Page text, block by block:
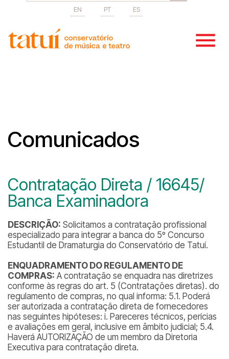
EN PT ES
Comunicados
Contratação Direta / 16645/
Banca Examinadora
DESCRIÇÃO: Solicitamos a contratação profissional
especializado para integrar a banca do 5º Concurso
Estudantil de Dramaturgia do Conservatório de Tatuí.
ENQUADRAMENTO DO REGULAMENTO DE
COMPRAS: A contratação se enquadra nas diretrizes
conforme às regras do art. 5 (Contratações diretas). do
regulamento de compras, no qual informa: 5.1. Poderá
ser autorizada a contratação direta de fornecedores
nas seguintes hipóteses: i. Pareceres técnicos, perícias
e avaliações em geral, inclusive em âmbito judicial; 5.4.
Haverá AUTORIZAÇÃO de um membro da Diretoria
Executiva para contratação direta.